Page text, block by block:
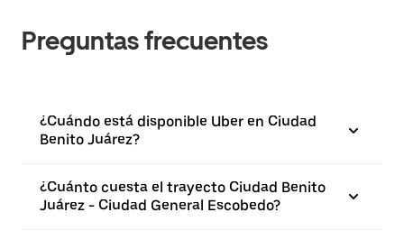
Preguntas frecuentes
¿Cuándo está disponible Uber en Ciudad
Benito Juárez?
¿Cuánto cuesta el trayecto Ciudad Benito
Juárez - Ciudad General Escobedo?